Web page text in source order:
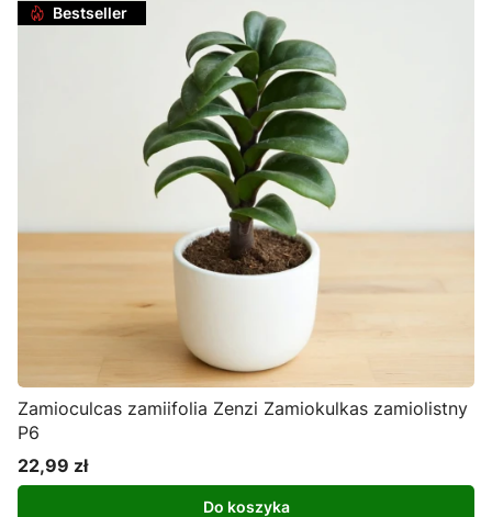
Bestseller
Zamioculcas zamiifolia Zenzi Zamiokulkas zamiolistny
P6
Cena
22,99 zł
Do koszyka